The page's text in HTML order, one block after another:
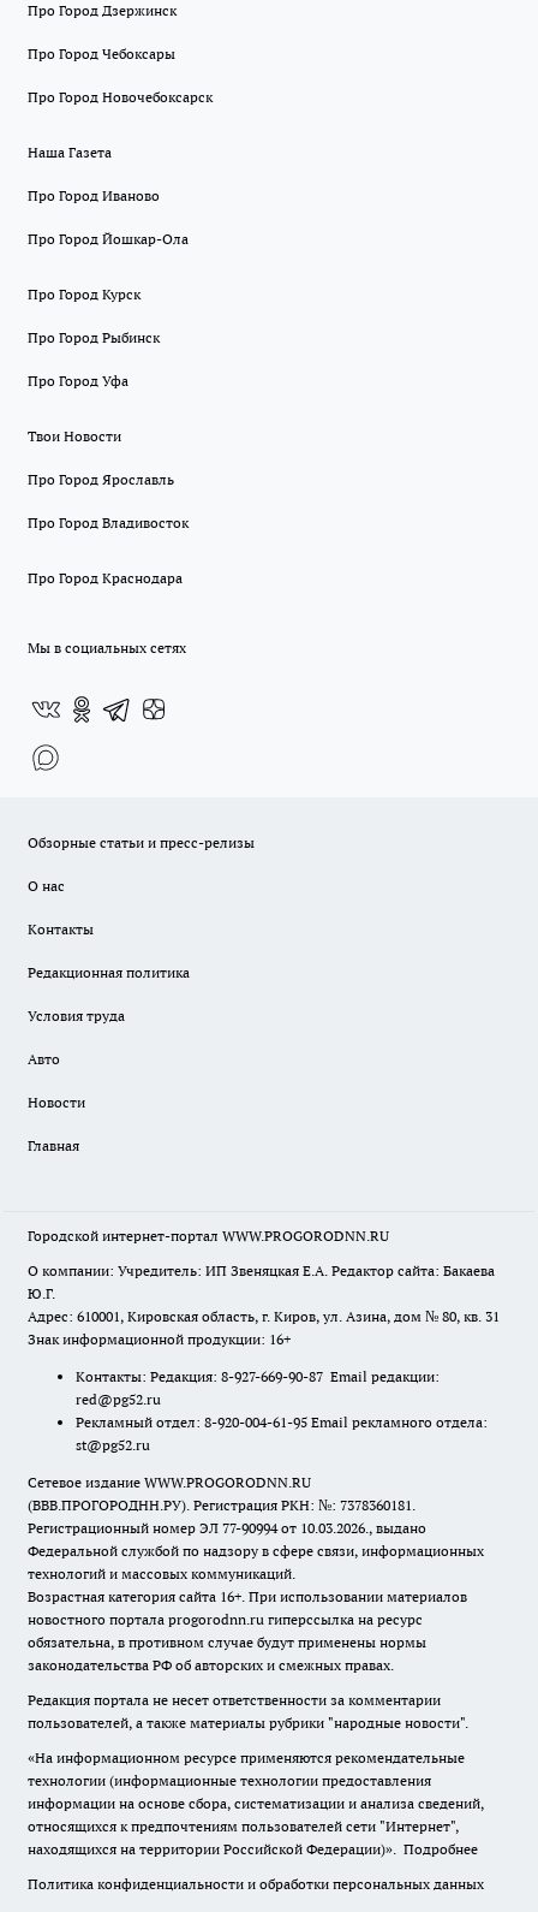
Про Город Дзержинск
Про Город Чебоксары
Про Город Новочебоксарск
Наша Газета
Про Город Иваново
Про Город Йошкар-Ола
Про Город Курск
Про Город Рыбинск
Про Город Уфа
Твои Новости
Про Город Ярославль
Про Город Владивосток
Про Город Краснодара
Мы в социальных сетях
Обзорные статьи и пресс-релизы
О нас
Контакты
Редакционная политика
Условия труда
Авто
Новости
Главная
Городской интернет-портал WWW.PROGORODNN.RU
О компании: Учредитель: ИП Звеняцкая Е.А. Редактор сайта: Бакаева
Ю.Г.
Адрес: 610001, Кировская область, г. Киров, ул. Азина, дом № 80, кв. 31
Знак информационной продукции: 16+
Контакты: Редакция: 8-927-669-90-87 Email редакции:
red@pg52.ru
Рекламный отдел: 8-920-004-61-95 Email рекламного отдела:
st@pg52.ru
Сетевое издание WWW.PROGORODNN.RU
(ВВВ.ПРОГОРОДНН.РУ). Регистрация РКН: №: 7378360181.
Регистрационный номер ЭЛ 77-90994 от 10.03.2026., выдано
Федеральной службой по надзору в сфере связи, информационных
технологий и массовых коммуникаций.
Возрастная категория сайта 16+. При использовании материалов
новостного портала progorodnn.ru гиперссылка на ресурс
обязательна, в противном случае будут применены нормы
законодательства РФ об авторских и смежных правах.
Редакция портала не несет ответственности за комментарии
пользователей, а также материалы рубрики "народные новости".
«На информационном ресурсе применяются рекомендательные
технологии (информационные технологии предоставления
информации на основе сбора, систематизации и анализа сведений,
относящихся к предпочтениям пользователей сети "Интернет",
находящихся на территории Российской Федерации)». Подробнее
Политика конфиденциальности и обработки персональных данных